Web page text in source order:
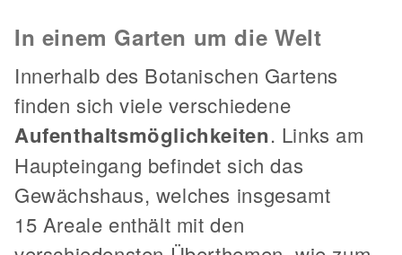
In einem Garten um die Welt
Innerhalb des Botanischen Gartens
finden sich viele verschiedene
Aufenthaltsmöglichkeiten. Links am
Haupteingang befindet sich das
Gewächshaus, welches insgesamt
15 Areale enthält mit den